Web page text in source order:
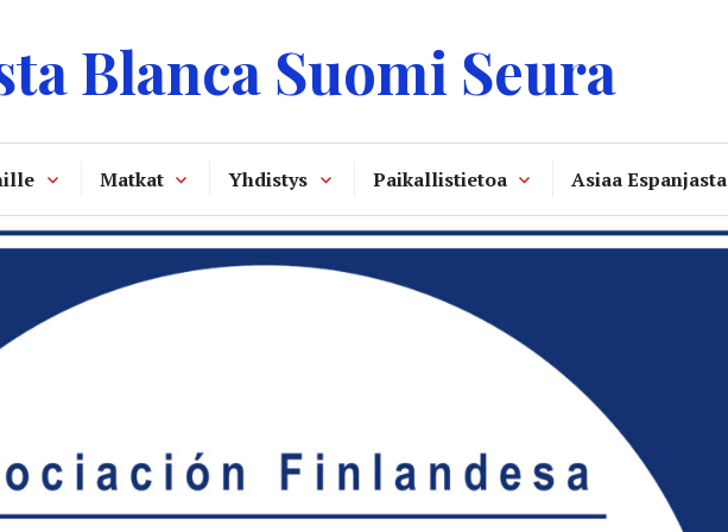
Blanca Suomi Seura
Matkat Yhdistys Paikallistietoa Asiaa Espanjasta